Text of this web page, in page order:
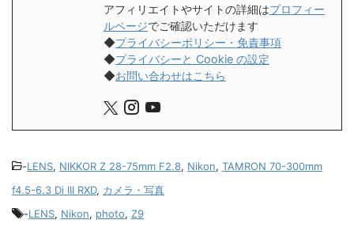
アフィリエイトやサイトの詳細はプロフィー
ルページでご確認いただけます
◆プライバシーポリシー・免責事項
◆プライバシーと Cookie の設定
◆お問い合わせはこちら
-LENS, NIKKOR Z 28-75mm F2.8, Nikon, TAMRON 70-300mm
f4.5-6.3 Di III RXD, カメラ・写真
-LENS, Nikon, photo, Z9